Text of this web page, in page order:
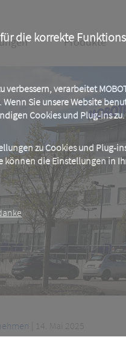
die korrekte
verbessern, verarbeitet
Sie unsere Website
Cookies und Plug-ins zu.
zu Cookies und Plug-
können die Einstellungen in
Produkte
| 14. Mai 2025